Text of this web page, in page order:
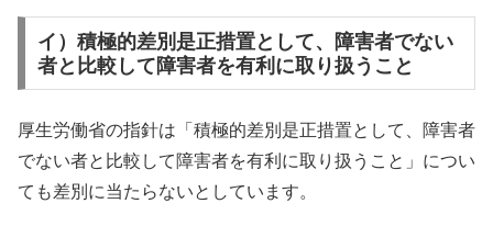
イ）積極的差別是正措置として、障害者でない
者と比較して障害者を有利に取り扱うこと
厚生労働省の指針は「積極的差別是正措置として、障害者
でない者と比較して障害者を有利に取り扱うこと」につい
ても差別に当たらないとしています。